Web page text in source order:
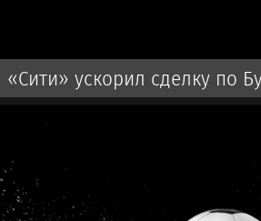
«Сити» ускорил сделку по